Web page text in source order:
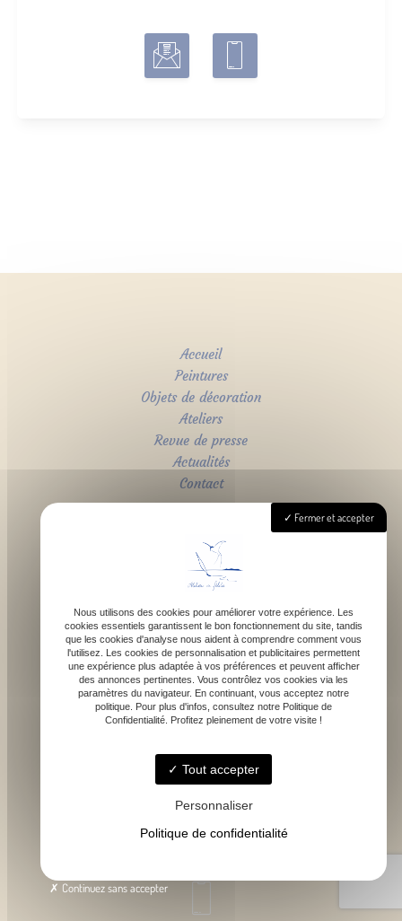
Accueil
Peintures
Objets de décoration
Ateliers
Revue de presse
Actualités
Contact
1043 route de bragot, 31470 Fonsorbes
contact@atelierdefelicie.fr
Fermer et accepter
Nous utilisons des cookies pour améliorer votre expérience. Les
cookies essentiels garantissent le bon fonctionnement du site, tandis
que les cookies d'analyse nous aident à comprendre comment vous
l'utilisez. Les cookies de personnalisation et publicitaires permettent
une expérience plus adaptée à vos préférences et peuvent afficher
des annonces pertinentes. Vous contrôlez vos cookies via les
paramètres du navigateur. En continuant, vous acceptez notre
politique. Pour plus d'infos, consultez notre Politique de
Confidentialité. Profitez pleinement de votre visite !
Tout accepter
Personnaliser
Politique de confidentialité
Continuez sans accepter